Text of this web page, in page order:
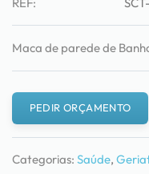
Maca de parede de
PEDIR ORÇAMENTO
Categorias: Saúde,